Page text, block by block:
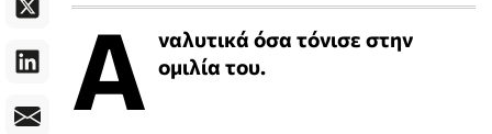
Α ναλυτικά όσα τόνισε στην
ομιλία του.